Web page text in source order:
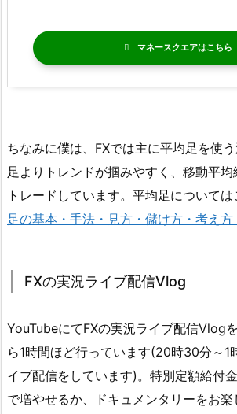
マネースクエア
ちなみに僕は、FXでは主に平均足を使
足よりトレンドが掴みやすく、移動平
トレードしています。平均足について
足の基本・手法・見方・儲け方・考え
FXの実況ライブ配信Vlog
YouTubeにてFXの実況ライブ配信Vlog
ら1時間ほど行っています(20時30分～1
イブ配信をしています)。特別定額給付
で増やせるか、ドキュメンタリーをお楽